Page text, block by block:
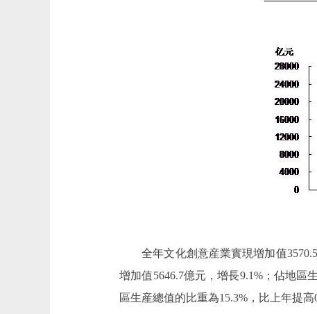
全年文化創意産業實現增加值3570.5
增加值5646.7億元，增長9.1%；佔地區
區生産總值的比重為15.3%，比上年提高